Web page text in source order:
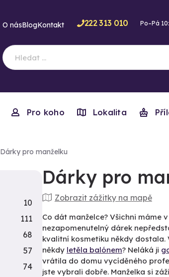
O násBlogKontakt 222 313 010 Po–Pá
Pro koho Lokalita
Dárky pro manželku
Dárky pro
Zobrazit zážitky na mapě
Co dát manželce? Všichni máme
nezapomenutelný dárek
kvalitní kosmetiku někdy dostala.
někdy letěla balónem? Neláká ji
vrátila do domu vycíděného
jste vybrali dobře. Manželka si
10
111
68
57
74